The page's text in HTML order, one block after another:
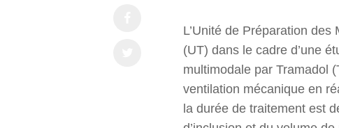
L’Unité de Préparation
(UT) dans le cadre d’une
multimodale par Tramadol
ventilation mécanique en
la durée de traitement est